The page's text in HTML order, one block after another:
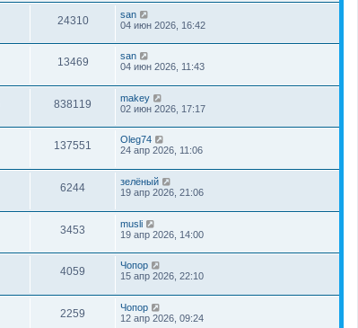
24310
san
04 июн 2026, 16:42
13469
san
04 июн 2026, 11:43
838119
makey
02 июн 2026, 17:17
137551
Oleg74
24 апр 2026, 11:06
6244
зелёный
19 апр 2026, 21:06
3453
musli
19 апр 2026, 14:00
4059
Чопор
15 апр 2026, 22:10
2259
Чопор
12 апр 2026, 09:24